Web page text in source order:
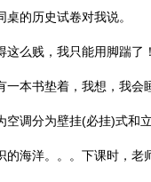
的历史试卷对我说。
这么贱，我只能用脚踹了
本书垫着，我想，我会
空调分为壁挂(必挂)式和
海洋。。。下课时，老